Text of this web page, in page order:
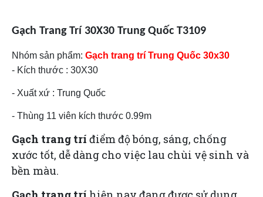
Gạch Trang Trí 30X30 Trung Quốc T3109
Nhóm sản phẩm: Gạch trang trí Trung Quốc 30x30
- Kích thước : 30X30
- Xuất xứ : Trung Quốc
- Thùng 11 viên kích thước 0.99m
Gạch trang trí điểm độ bóng, sáng, chống
xước tốt, dễ dàng cho việc lau chùi vệ sinh và
bền màu.